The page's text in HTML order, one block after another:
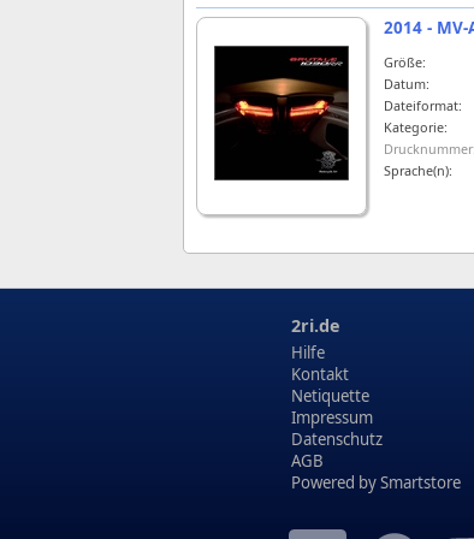
2014 -
Größe:
Datum:
Dateiformat:
Kategorie:
Drucknummer:
Sprache(n):
2ri.de
Hilfe
Kontakt
Netiquette
Impressum
Datenschutz
AGB
Powered bySmartstore